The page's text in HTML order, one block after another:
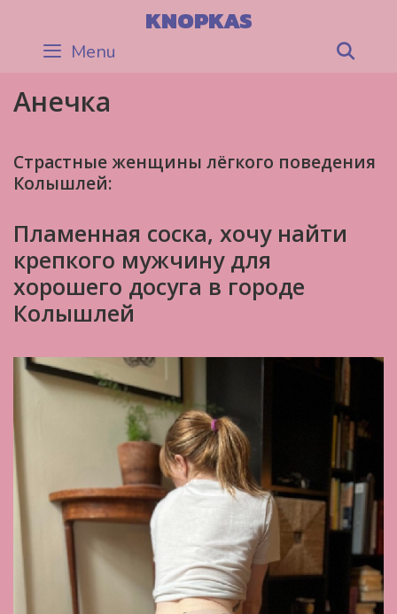
content
KNOPKAS
Menu
Анечка
Страстные женщины лёгкого поведения
Колышлей:
Пламенная соска, хочу найти
крепкого мужчину для
хорошего досуга в городе
Колышлей